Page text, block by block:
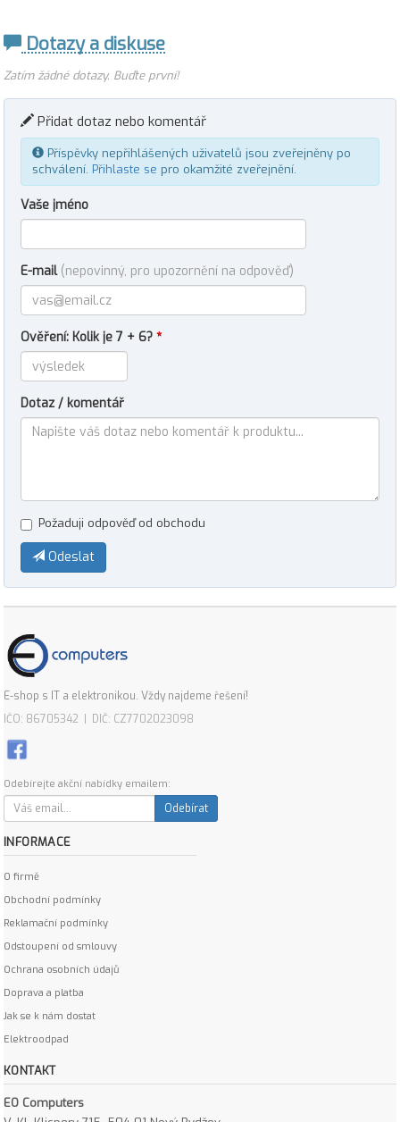
Dotazy a diskuse
Zatím žádné dotazy. Buďte první!
Přidat dotaz nebo komentář
Příspěvky nepřihlášených uživatelů jsou zveřejněny po
schválení. Přihlaste se pro okamžité zveřejnění.
Vaše jméno
E-mail (nepovinný, pro upozornění na odpověď)
Ověření: Kolik je 7 + 6? *
Dotaz / komentář
Požaduji odpověď od obchodu
Odeslat
E-shop s IT a elektronikou. Vždy najdeme řešení!
IČO: 86705342 | DIČ: CZ7702023098
Odebírejte akční nabídky emailem:
Odebírat
INFORMACE
O firmě
Obchodní podmínky
Reklamační podmínky
Odstoupení od smlouvy
Ochrana osobních údajů
Doprava a platba
Jak se k nám dostat
Elektroodpad
KONTAKT
EO Computers